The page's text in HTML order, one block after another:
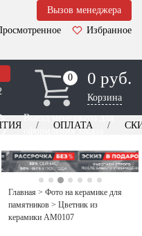
Вызов менеджера
Избранное
0
0 0 руб.
Корзина
Выезд менеджера для
оформления заказа
ОПЛАТА
Главная > Фото на керамике для
памятников > Цветник из
керамики AM0107